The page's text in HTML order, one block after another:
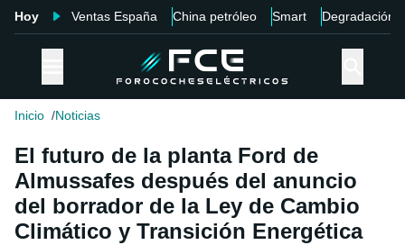
Hoy Ventas España China petróleo Smart Degradación
Inicio Noticias
El futuro de la planta Ford de
Almussafes después del anuncio
del borrador de la Ley de Cambio
Climático y Transición Energética